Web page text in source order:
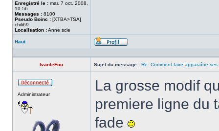
Enregistré le : mar. 7 oct. 2008,
10:56
Messages : 8100
Pseudo Boinc : [XTBA>TSA]
chili69
Localisation :Anne scie
Haut
Profil
IvanleFou Sujet du message : Re: Comment faire apparaître ses
Administrateur
La grosse modif
premiere ligne du
fade